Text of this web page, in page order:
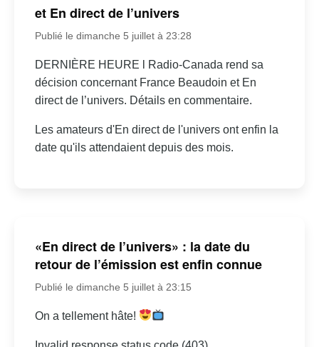
et En direct de l’univers
Publié le dimanche 5 juillet à 23:28
DERNIÈRE HEURE l Radio-Canada rend sa
décision concernant France Beaudoin et En
direct de l’univers. Détails en commentaire.
Les amateurs d'En direct de l'univers ont enfin la
date qu'ils attendaient depuis des mois.
«En direct de l’univers» : la date du
retour de l’émission est enfin connue
Publié le dimanche 5 juillet à 23:15
On a tellement hâte!